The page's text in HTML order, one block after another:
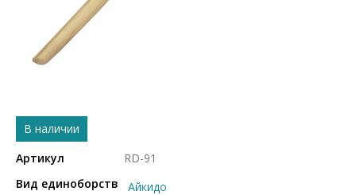
В наличии
Артикул
RD-91
Вид единоборств
Айкидо